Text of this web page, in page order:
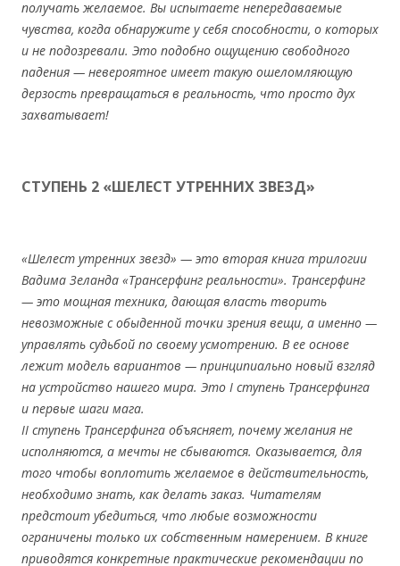
получать желаемое. Вы испытаете непередаваемые
чувства, когда обнаружите у себя способности, о которых
и не подозревали. Это подобно ощущению свободного
падения — невероятное имеет такую ошеломляющую
дерзость превращаться в реальность, что просто дух
захватывает!
СТУПЕНЬ 2 «ШЕЛЕСТ УТРЕННИХ ЗВЕЗД»
«Шелест утренних звезд» — это вторая книга трилогии
Вадима Зеланда «Трансерфинг реальности». Трансерфинг
— это мощная техника, дающая власть творить
невозможные с обыденной точки зрения вещи, а именно —
управлять судьбой по своему усмотрению. В ее основе
лежит модель вариантов — принципиально новый взгляд
на устройство нашего мира. Это I ступень Трансерфинга
и первые шаги мага.
II ступень Трансерфинга объясняет, почему желания не
исполняются, а мечты не сбываются. Оказывается, для
того чтобы воплотить желаемое в действительность,
необходимо знать, как делать заказ. Читателям
предстоит убедиться, что любые возможности
ограничены только их собственным намерением. В книге
приводятся конкретные практические рекомендации по